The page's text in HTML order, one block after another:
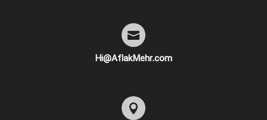

Hi@AflakMehr.com
